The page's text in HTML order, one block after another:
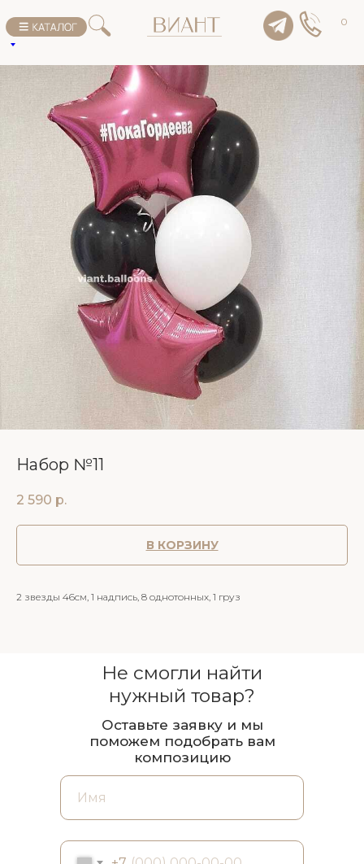
0
Набор №11
2 590 р.
В КОРЗИНУ
2 звезды 46см, 1 надпись, 8 однотонных, 1 груз
Не смогли найти
нужный товар?
Оставьте заявку и мы
поможем подобрать вам
композицию